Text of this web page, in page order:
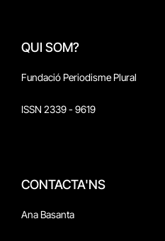
QUI SOM?
Fundació Periodisme Plural
ISSN 2339 - 9619
CONTACTA'NS
Ana Basanta